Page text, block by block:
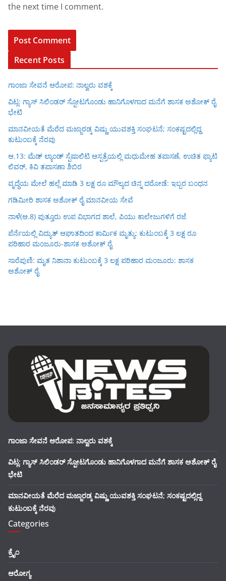
the next time I comment.
Recent Posts
ಗಾಂಜಾ ಸೇವನೆ ಆರೋಪ: ನಾಲ್ವರು ವಶಕ್ಕೆ
ವಿಟ್ಲ: ಗ್ಯಾಸ್ ಸಿಲಿಂಡರ್ ಸ್ಪೋಟಗೊಂಡು ಹಾನಿಗೊಳಗಾದ ಮನೆಗೆ ಶಾಸಕ ಅಶೋಕ್ ರೈ
ಭೇಟಿ
ಮಾನವೀಯತೆ ಮೆರೆದ ಮಜ್ಜಾರಡ್ಕ ವಿಷ್ಣು ಯುವಶಕ್ತಿ ಸಂಘಟನೆ; ಸಂಕಷ್ಟದಲ್ಲಿದ್ದ
ಕುಟುಂಬಕ್ಕೆ ನೆರವು
ಆ.13: ಮೆಡ್ ಲ್ಯಾಂಡ್ ಸ್ಪೆಷಾಲಿಟಿ ಆಸ್ಪತ್ರೆಯಲ್ಲಿ ಮಧುಮೇಹ ತಪಾಸಣೆ, ಉಚಿತ ಫ್ಯಾಟಿ
ಲಿವರ್, ಕಿವಿ ತಪಾಸಣಾ ಶಿಬಿರ
ವೃದ್ಧೆಯ ಮೇಲೆ ಹಲ್ಲೆ ಮಾಡಿ 3 ಲಕ್ಷ ರೂ ಮೌಲ್ಯದ ಚಿನ್ನ ದರೋಡೆ: ಇಬ್ಬರ ಬಂಧನ
ಗಡಿಮೀರಿ ಶಾಸಕ ಅಶೋಕ್ ರೈ ಮಾನವೀಯ ಸೇವೆ
ನಾಳೆ(ಆ.8) ಪುತ್ತೂರು ಉಪ ವಿಭಾಗದ ಶಾಲೆ, ಪಿಯು ಕಾಲೇಜುಗಳಿಗೆ ರಜೆ
ಪೆರ್ನೆಯಲ್ಲಿ ವಿದ್ಯುತ್ ಆಘಾತದಿಂದ ಕಾರ್ಮಿಕ ಮೃತ್ಯು: ಕುಟುಂಬಕ್ಕೆ 3 ಲಕ್ಷ ರೂ
ಪರಿಹಾರ ಮಂಜೂರು-ಶಾಸಕ ಅಶೋಕ್ ರೈ
ಸಾರೆಪುಣಿ: ಮೃತ ನಿಶಾನಾ ಕುಟುಂಬಕ್ಕೆ 3 ಲಕ್ಷ ಪರಿಹಾರ ಮಂಜೂರು: ಶಾಸಕ
ಅಶೋಕ್ ರೈ
ಗಾಂಜಾ ಸೇವನೆ ಆರೋಪ: ನಾಲ್ವರು ವಶಕ್ಕೆ
ವಿಟ್ಲ: ಗ್ಯಾಸ್ ಸಿಲಿಂಡರ್ ಸ್ಪೋಟಗೊಂಡು ಹಾನಿಗೊಳಗಾದ ಮನೆಗೆ ಶಾಸಕ ಅಶೋಕ್ ರೈ
ಭೇಟಿ
ಮಾನವೀಯತೆ ಮೆರೆದ ಮಜ್ಜಾರಡ್ಕ ವಿಷ್ಣು ಯುವಶಕ್ತಿ ಸಂಘಟನೆ; ಸಂಕಷ್ಟದಲ್ಲಿದ್ದ
ಕುಟುಂಬಕ್ಕೆ ನೆರವು
Categories
ಕ್ರೈಂ
ಆರೋಗ್ಯ